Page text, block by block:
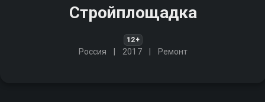
Стройплощадка
12+
Россия 2017 Ремонт